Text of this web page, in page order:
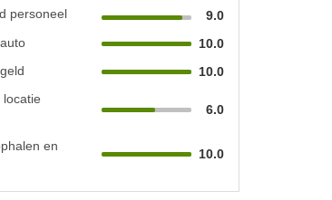
personeel
9.0
10.0
10.0
6.0
en
10.0